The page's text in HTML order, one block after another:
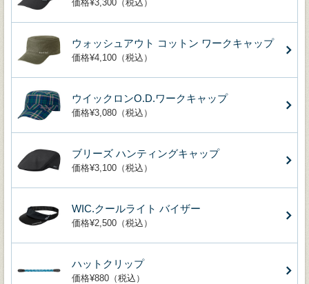
価格¥3,300（税込）
ウォッシュアウト コットン ワークキャップ
価格¥4,100（税込）
ウイックロンO.D.ワークキャップ
価格¥3,080（税込）
ブリーズ ハンティングキャップ
価格¥3,100（税込）
WIC.クールライト バイザー
価格¥2,500（税込）
ハットクリップ
価格¥880（税込）